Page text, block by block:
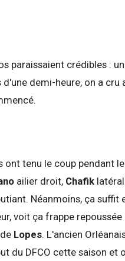
paraissaient crédibles :
demi-heure, on a
tenu le coup pendant
ailier droit, Chafik
Néanmoins, ça suffit
voit ça frappe repoussée
Lopes. L'ancien
du DFCO cette saison et